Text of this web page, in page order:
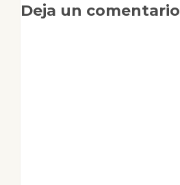
Deja un comentario